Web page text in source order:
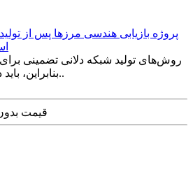
پروژه بازیابی هندسی مرزها پس از
روش‌­های تولید شبکه دلانی تضمینی
بنابراین، باید در پایان مراحل تولید شبک..
قیمت بدون